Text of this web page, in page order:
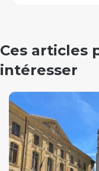
Ces articles
intéresser